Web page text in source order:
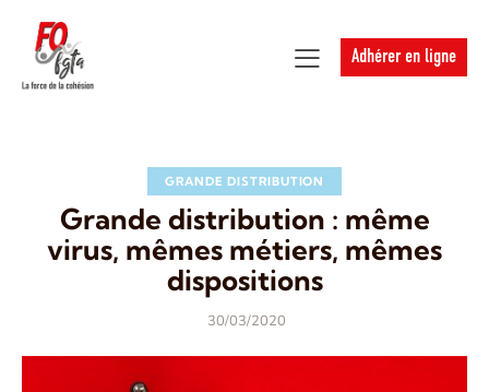
Adhérer en ligne
GRANDE DISTRIBUTION
Grande distribution : même
virus, mêmes métiers, mêmes
dispositions
30/03/2020